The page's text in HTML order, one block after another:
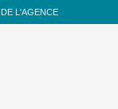
L'AGENCE